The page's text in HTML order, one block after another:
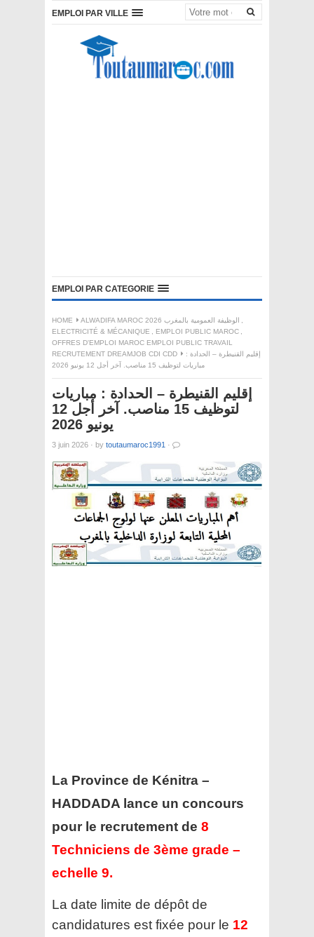
EMPLOI PAR VILLE
EMPLOI PAR CATEGORIE
HOME ALWADIFA MAROC 2026 الوظيفة العمومية بالمغرب
,
ELECTRICITÉ & MÉCANIQUE , EMPLOI PUBLIC MAROC ,
OFFRES D'EMPLOI MAROC EMPLOI PUBLIC TRAVAIL
RECRUTEMENT DREAMJOB CDI CDD
إقليم القنيطرة – الحدادة :
مباريات لتوظيف 15 مناصب. آخر أجل 12 يونيو 2026
إقليم القنيطرة – الحدادة : مباريات
لتوظيف 15 مناصب. آخر أجل 12
يونيو 2026
3 juin 2026 · by toutaumaroc1991 ·
La Province de Kénitra –
HADDADA lance un concours
pour le recrutement de 8
Techniciens de 3ème grade –
echelle 9.
La date limite de dépôt de
candidatures est fixée pour le 12